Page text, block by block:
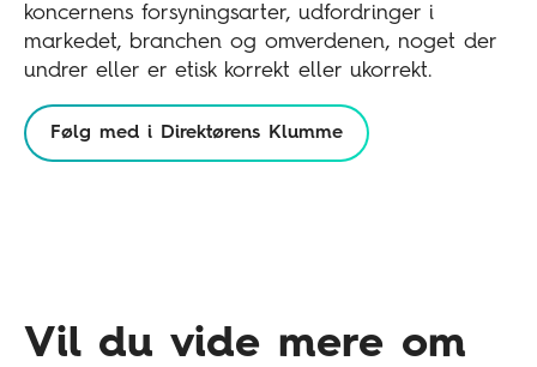
koncernens forsyningsarter, udfordringer i
markedet, branchen og omverdenen, noget der
undrer eller er etisk korrekt eller ukorrekt.
Følg med i Direktørens Klumme
Vil du vide mere om